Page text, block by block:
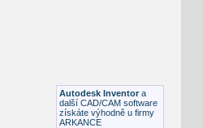
Plastové součásti
Autodesk Inventor a
další CAD/CAM software
získáte výhodně u firmy
ARKANCE